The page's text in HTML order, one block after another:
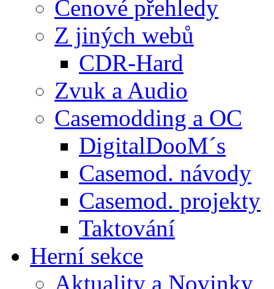
Cenové přehledy
Z jiných webů
CDR-Hard
Zvuk a Audio
Casemodding a OC
DigitalDooM´s
Casemod. návody
Casemod. projekty
Taktování
Herní sekce
Aktuality a Novinky